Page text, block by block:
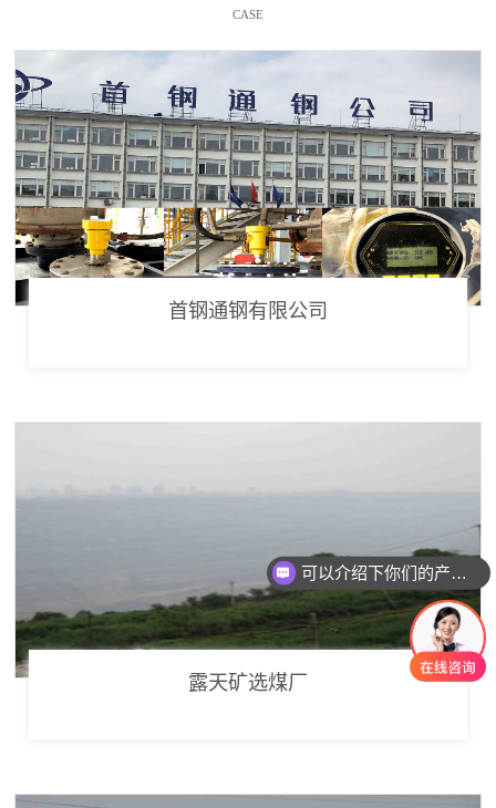
CASE
首钢通钢有限公司
露天矿选煤厂
可以介绍下你们的产品么
你们是怎么收费的呢